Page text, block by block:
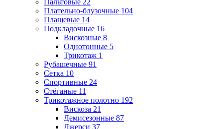
Плательно-блузочные 104
Плащевые 14
Подкладочные 16
Вискозные 8
Однотонные 5
Трикотаж 1
Рубашечные 91
Сетка 10
Спортивные 24
Стёганые 11
Трикотажное полотно 192
Вискоза 21
Демисезонные 87
Джерси 37